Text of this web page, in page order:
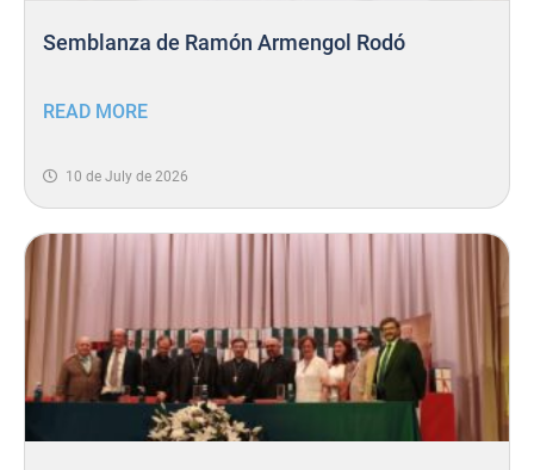
Semblanza de Ramón Armengol Rodó
READ MORE
10 de July de 2026